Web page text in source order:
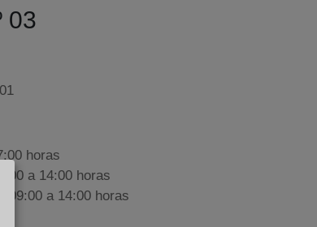
03
horas
a 14:00 horas
09:00 a 14:00 horas